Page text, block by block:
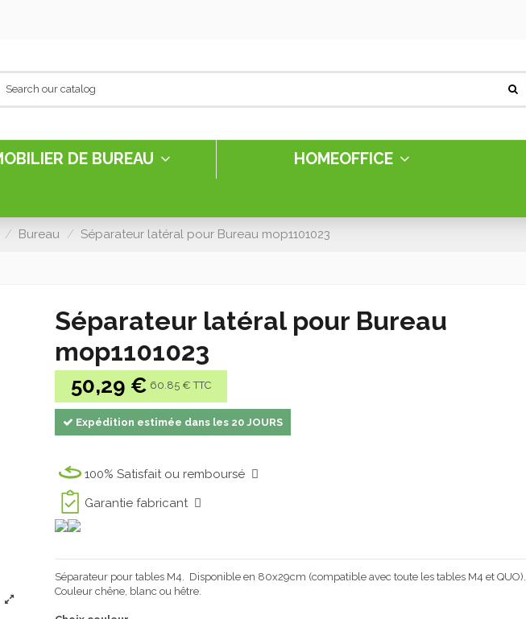
DE BUREAU HOMEOFFICE
Bureau Séparateur latéral pour Bureau mop1101023
Séparateur latéral pour Bureau
mop1101023
50,29 € 60.85 € TTC
Expédition estimée dans les 20 JOURS
100% Satisfait ou remboursé
Garantie fabricant
Séparateur pour tables M4. Disponibleen 80x29cm (compatible avec toute les tables M4 et QUO).
Couleur chêne, blanc ou hêtre.